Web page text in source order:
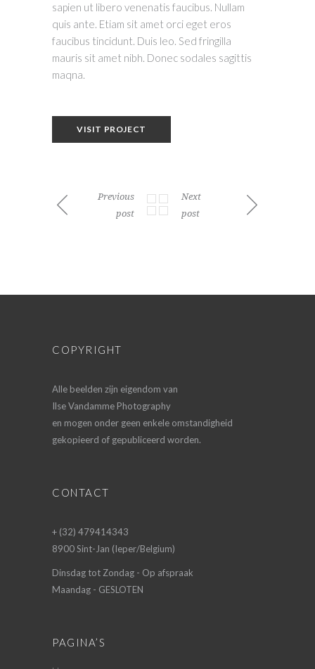
sapien ut libero venenatis faucibus. Nullam
quis ante. Etiam sit amet orci eget eros
faucibus tincidunt. Duis leo. Sed fringilla
mauris sit amet nibh. Donec sodales sagittis
maqna.
VISIT PROJECT
Previous
post
Next
post
COPYRIGHT
Alle beelden zijn eigendom van
Ilse Vandamme Photography
en mogen onder geen enkele omstandigheid
gekopieerd of gepubliceerd worden.
CONTACT
+ (32) 479414343
8900 Sint-Jan (Ieper/Belgium)
Dinsdag tot Zondag - Op afspraak
Maandag - GESLOTEN
PAGINA’S